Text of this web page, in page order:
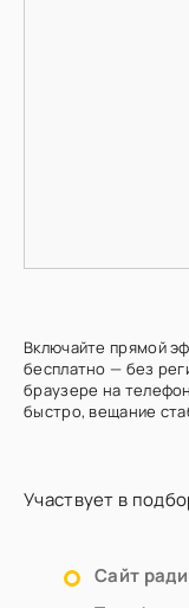
Включайте прямой
бесплатно — без
браузере на
быстро, вещание
Участвует в
Сайт